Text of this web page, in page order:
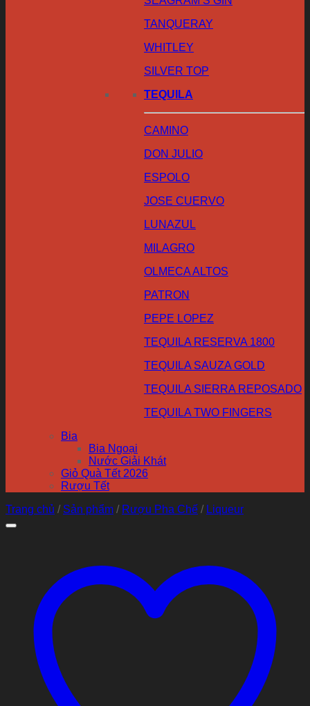
TANQUERAY
WHITLEY
SILVER TOP
TEQUILA
CAMINO
DON JULIO
ESPOLO
JOSE CUERVO
LUNAZUL
MILAGRO
OLMECA ALTOS
PATRON
PEPE LOPEZ
TEQUILA RESERVA 1800
TEQUILA SAUZA GOLD
TEQUILA SIERRA REPOSADO
TEQUILA TWO FINGERS
Bia
Bia Ngoại
Nước Giải Khát
Giỏ Quà Tết 2026
Rượu Tết
Trang chủ / Sản phẩm / Rượu Pha Chế / Liqueur